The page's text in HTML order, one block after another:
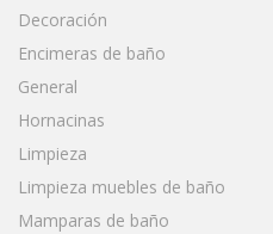
Decoración
Encimeras de baño
General
Hornacinas
Limpieza
Limpieza muebles de baño
Mamparas de baño